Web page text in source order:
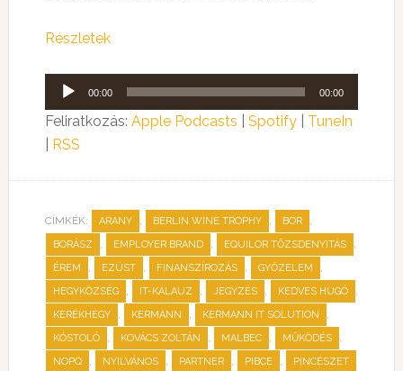
Részletek
Audió
lejátszó
00:00 00:00
Feliratkozás: Apple Podcasts Spotify| TuneIn
RSS
CÍMKÉK: ARANY , BERLIN WINE TROPHY , BOR ,
BORÁSZ , EMPLOYER BRAND , EQUILOR TŐZSDENYITÁS ,
ÉREM , EZÜST , FINANSZÍROZÁS , GYŐZELEM ,
HEGYKÖZSÉG , IT-KALAUZ , JEGYZÉS , KEDVES HUGÓ ,
KERÉKHEGY , KERMANN , KERMANN IT SOLUTION ,
KÓSTOLÓ , KOVÁCS ZOLTÁN , MALBEC , MŰKÖDÉS ,
NOPQ , NYILVÁNOS , PARTNER , PIBCE , PINCÉSZET